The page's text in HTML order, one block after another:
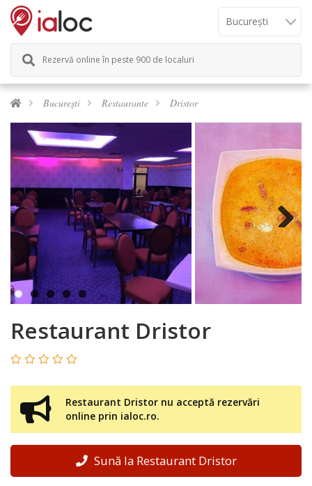
Rezervă online în peste 900 de localuri
București Restaurante Dristor
Next
Restaurant Dristor
Restaurant Dristor nu acceptă rezervări
online prin ialoc.ro.
Sună la Restaurant Dristor